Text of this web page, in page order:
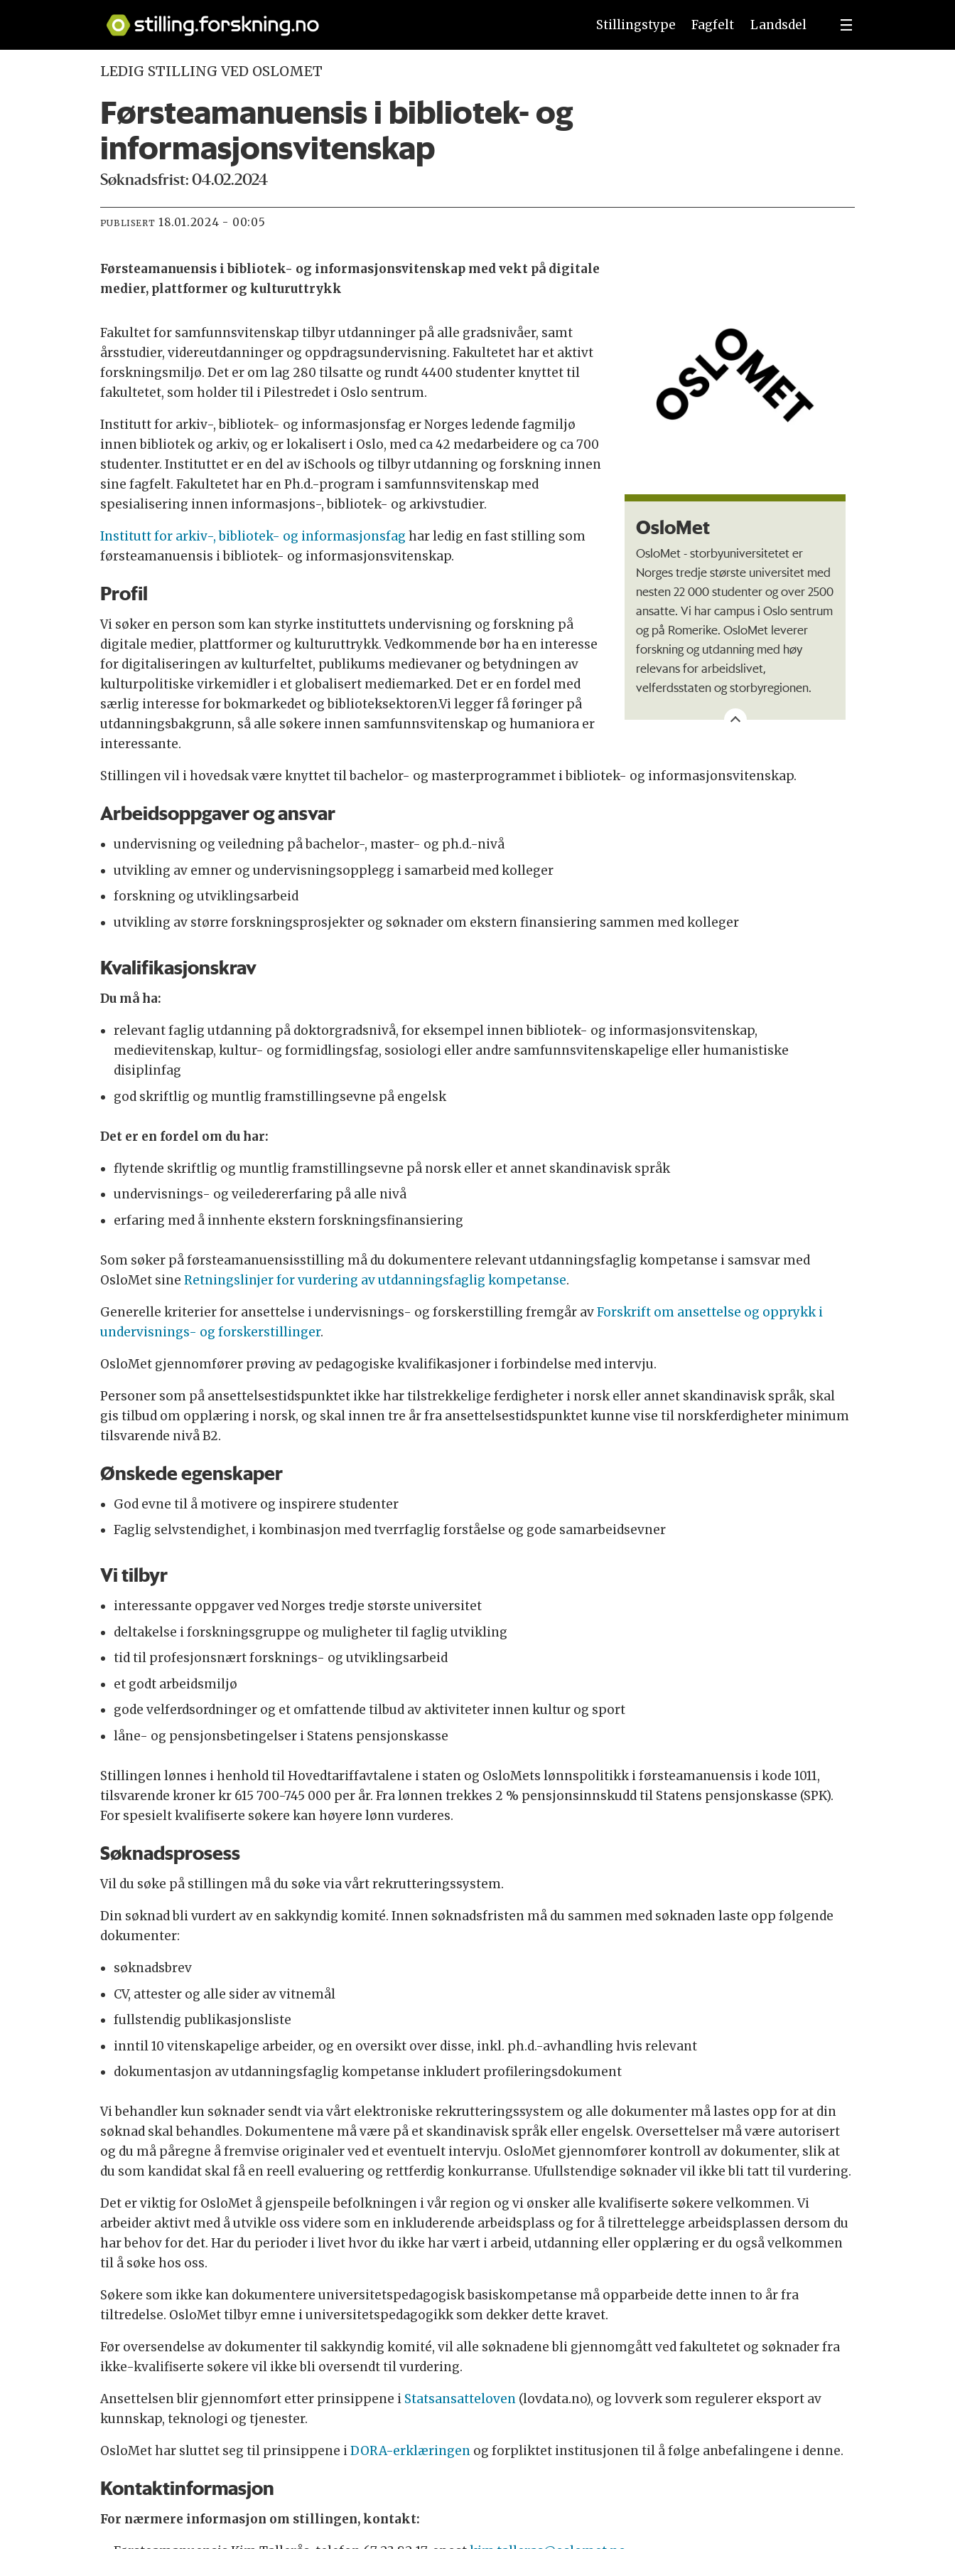
Stillingstype Fagfelt Landsdel
LEDIG STILLING VED OSLOMET
Førsteamanuensis i bibliotek- og
informasjonsvitenskap
Søknadsfrist: 04.02.2024
PUBLISERT 18.01.2024 - 00:05
OsloMet
OsloMet - storbyuniversitetet er
Norges tredje største universitet med
nesten 22 000 studenter og over 2500
ansatte. Vi har campus i Oslo sentrum
og på Romerike. OsloMet leverer
forskning og utdanning med høy
relevans for arbeidslivet,
velferdsstaten og storbyregionen.
Førsteamanuensis i bibliotek- og informasjonsvitenskap med vekt på digitale
medier, plattformer og kulturuttrykk
Fakultet for samfunnsvitenskap tilbyr utdanninger på alle gradsnivåer, samt
årsstudier, videreutdanninger og oppdragsundervisning. Fakultetet har et aktivt
forskningsmiljø. Det er om lag 280 tilsatte og rundt 4400 studenter knyttet til
fakultetet, som holder til i Pilestredet i Oslo sentrum.
Institutt for arkiv-, bibliotek- og informasjonsfag er Norges ledende fagmiljø
innen bibliotek og arkiv, og er lokalisert i Oslo, med ca 42 medarbeidere og ca 700
studenter. Instituttet er en del av iSchools og tilbyr utdanning og forskning innen
sine fagfelt. Fakultetet har en Ph.d.-program i samfunnsvitenskap med
spesialisering innen informasjons-, bibliotek- og arkivstudier.
Institutt for arkiv-, bibliotek- og informasjonsfag har ledig en fast stilling som
førsteamanuensis i bibliotek- og informasjonsvitenskap.
Profil
Vi søker en person som kan styrke instituttets undervisning og forskning på
digitale medier, plattformer og kulturuttrykk. Vedkommende bør ha en interesse
for digitaliseringen av kulturfeltet, publikums medievaner og betydningen av
kulturpolitiske virkemidler i et globalisert mediemarked. Det er en fordel med
særlig interesse for bokmarkedet og biblioteksektoren.Vi legger få føringer på
utdanningsbakgrunn, så alle søkere innen samfunnsvitenskap og humaniora er
interessante.
Stillingen vil i hovedsak være knyttet til bachelor- og masterprogrammet i bibliotek- og informasjonsvitenskap.
Arbeidsoppgaver og ansvar
undervisning og veiledning på bachelor-, master- og ph.d.-nivå
utvikling av emner og undervisningsopplegg i samarbeid med kolleger
forskning og utviklingsarbeid
utvikling av større forskningsprosjekter og søknader om ekstern finansiering sammen med kolleger
Kvalifikasjonskrav
Du må ha:
relevant faglig utdanning på doktorgradsnivå, for eksempel innen bibliotek- og informasjonsvitenskap,
medievitenskap, kultur- og formidlingsfag, sosiologi eller andre samfunnsvitenskapelige eller humanistiske
disiplinfag
god skriftlig og muntlig framstillingsevne på engelsk
Det er en fordel om du har:
flytende skriftlig og muntlig framstillingsevne på norsk eller et annet skandinavisk språk
undervisnings- og veiledererfaring på alle nivå
erfaring med å innhente ekstern forskningsfinansiering
Som søker på førsteamanuensisstilling må du dokumentere relevant utdanningsfaglig kompetanse i samsvar med
OsloMet sine Retningslinjer for vurdering av utdanningsfaglig kompetanse.
Generelle kriterier for ansettelse i undervisnings- og forskerstilling fremgår avForskrift om ansettelse og opprykk i
undervisnings- og forskerstillinger.
OsloMet gjennomfører prøving av pedagogiske kvalifikasjoner i forbindelse med intervju.
Personer som på ansettelsestidspunktet ikke har tilstrekkelige ferdigheter i norsk eller annet skandinavisk språk, skal
gis tilbud om opplæring i norsk, og skal innen tre år fra ansettelsestidspunktet kunne vise til norskferdigheter minimum
tilsvarende nivå B2.
Ønskede egenskaper
God evne til å motivere og inspirere studenter
Faglig selvstendighet, i kombinasjon med tverrfaglig forståelse og gode samarbeidsevner
Vi tilbyr
interessante oppgaver ved Norges tredje største universitet
deltakelse i forskningsgruppe og muligheter til faglig utvikling
tid til profesjonsnært forsknings- og utviklingsarbeid
et godt arbeidsmiljø
gode velferdsordninger og et omfattende tilbud av aktiviteter innen kultur og sport
låne- og pensjonsbetingelser i Statens pensjonskasse
Stillingen lønnes i henhold til Hovedtariffavtalene i staten og OsloMets lønnspolitikk i førsteamanuensis i kode 1011,
tilsvarende kroner kr 615 700-745 000 per år. Fra lønnen trekkes 2 % pensjonsinnskudd til Statens pensjonskasse (SPK).
For spesielt kvalifiserte søkere kan høyere lønn vurderes.
Søknadsprosess
Vil du søke på stillingen må du søke via vårt rekrutteringssystem.
Din søknad bli vurdert av en sakkyndig komité. Innen søknadsfristen må du sammen med søknaden laste opp følgende
dokumenter:
søknadsbrev
CV, attester og alle sider av vitnemål
fullstendig publikasjonsliste
inntil 10 vitenskapelige arbeider, og en oversikt over disse, inkl. ph.d.-avhandling hvis relevant
dokumentasjon av utdanningsfaglig kompetanse inkludert profileringsdokument
Vi behandler kun søknader sendt via vårt elektroniske rekrutteringssystem og alle dokumenter må lastes opp for at din
søknad skal behandles. Dokumentene må være på et skandinavisk språk eller engelsk. Oversettelser må være autorisert
og du må påregne å fremvise originaler ved et eventuelt intervju. OsloMet gjennomfører kontroll av dokumenter, slik at
du som kandidat skal få en reell evaluering og rettferdig konkurranse. Ufullstendige søknader vil ikke bli tatt til vurdering.
Det er viktig for OsloMet å gjenspeile befolkningen i vår region og vi ønsker alle kvalifiserte søkere velkommen. Vi
arbeider aktivt med å utvikle oss videre som en inkluderende arbeidsplass og for å tilrettelegge arbeidsplassen dersom du
har behov for det. Har du perioder i livet hvor du ikke har vært i arbeid, utdanning eller opplæring er du også velkommen
til å søke hos oss.
Søkere som ikke kan dokumentere universitetspedagogisk basiskompetanse må opparbeide dette innen to år fra
tiltredelse. OsloMet tilbyr emne i universitetspedagogikk som dekker dette kravet.
Før oversendelse av dokumenter til sakkyndig komité, vil alle søknadene bli gjennomgått ved fakultetet og søknader fra
ikke-kvalifiserte søkere vil ikke bli oversendt til vurdering.
Ansettelsen blir gjennomført etter prinsippene i Statsansatteloven(lovdata.no), og lovverk som regulerer eksport av
kunnskap, teknologi og tjenester.
OsloMet har sluttet seg til prinsippene iDORA-erklæringenog forpliktet institusjonen til å følge anbefalingene i denne.
Kontaktinformasjon
For nærmere informasjon om stillingen, kontakt: